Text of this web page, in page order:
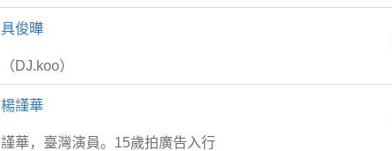
具俊曄
（DJ.koo）
楊謹華
謹華，臺灣演員。15歲拍廣告入行